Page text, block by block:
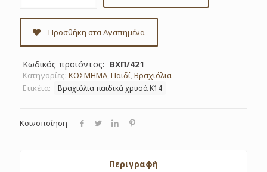
Κ14
κωδ.
ΒΧΠ/421
Προσθήκη στα Αγαπημένα
Κωδικός προϊόντος: ΒΧΠ/421
Κατηγορίες: ΚΟΣΜΗΜΑ,Παιδί,Βραχιόλια
Ετικέτα:
Βραχιόλια παιδικά χρυσά Κ14
Κοινοποίηση
Περιγραφή